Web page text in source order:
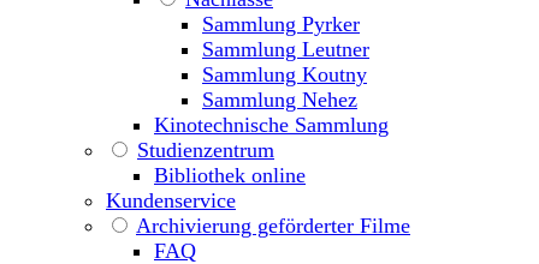
Sammlung Pyrker
Sammlung Leutner
Sammlung Koutny
Sammlung Nehez
Kinotechnische Sammlung
Studienzentrum
Bibliothek online
Kundenservice
Archivierung geförderter Filme
FAQ